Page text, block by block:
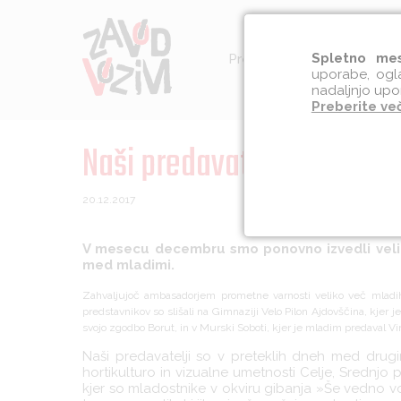
Preventiva Socialna
Naši predavatelji aktivni
20.12.2017
V mesecu decembru smo ponovno izvedli
med mladimi.
Zahvaljujoč ambasadorjem prometne varnosti veliko več
predstavnikov so slišali na Gimnaziji Velo Pilon Ajdovščina, kjer
svojo zgodbo Borut, in v Murski Soboti, kjer je mladim predaval
Naši predavatelji so v preteklih dneh med
hortikulturo in vizualne umetnosti Celje,
kjer so mladostnike v okviru gibanja »Še vedno
Spletno
uporabe,
nadaljnjo
Preberite